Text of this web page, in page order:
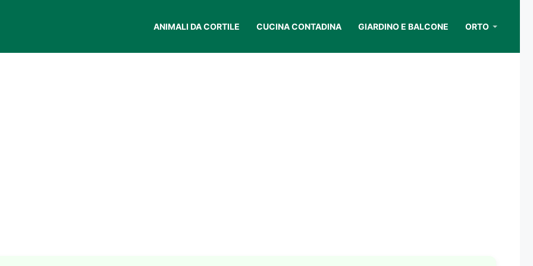
ANIMALI DA CORTILE CUCINA CONTADINA GIARDINO E BALCONE ORTO